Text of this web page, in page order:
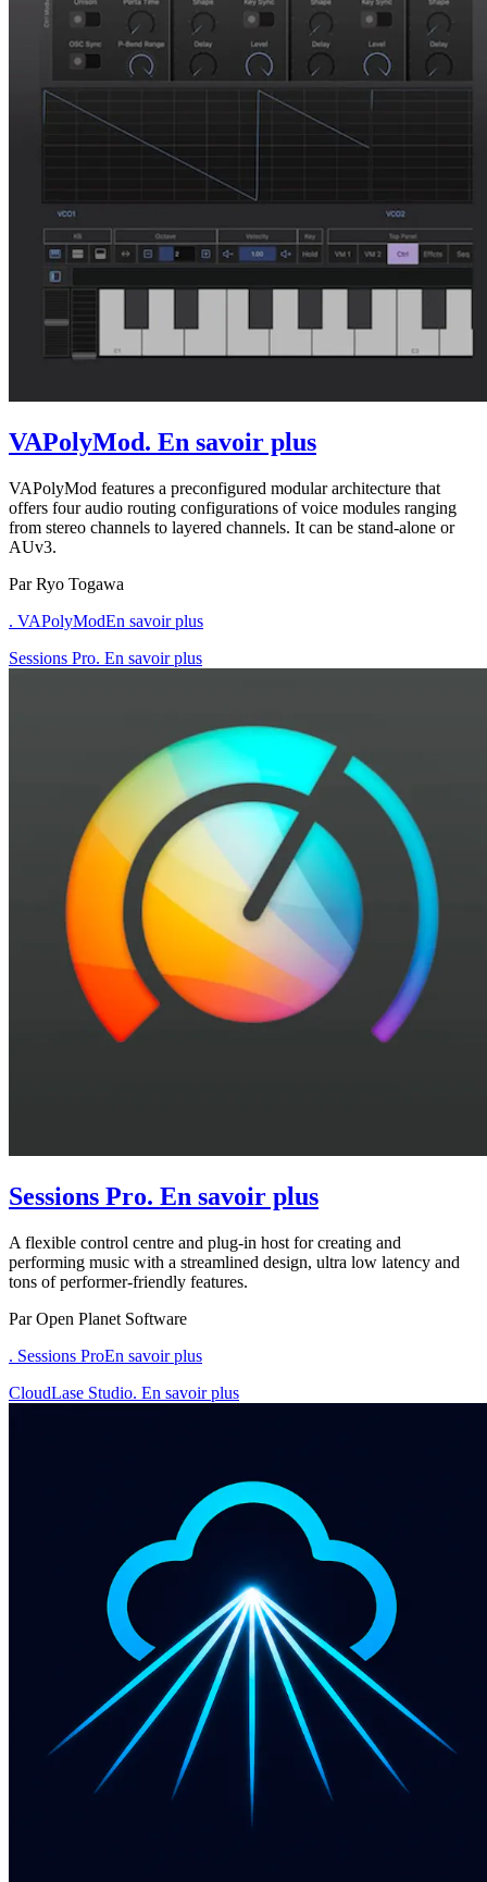
VAPolyMod. En savoir plus
VAPolyMod features a preconfigured modular architecture that
offers four audio routing configurations of voice modules ranging
from stereo channels to layered channels. It can be stand-alone or
AUv3.
Par Ryo Togawa
. VAPolyModEn savoir plus
Sessions Pro. En savoir plus
Sessions Pro. En savoir plus
A flexible control centre and plug-in host for creating and
performing music with a streamlined design, ultra low latency and
tons of performer-friendly features.
Par Open Planet Software
. Sessions ProEn savoir plus
CloudLase Studio. En savoir plus